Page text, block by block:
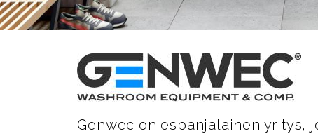
Genwec on espanjalainen yritys,